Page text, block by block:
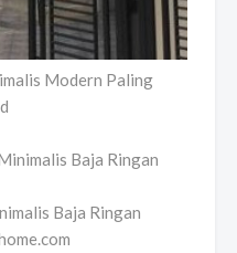
Modern Paling
Baja Ringan